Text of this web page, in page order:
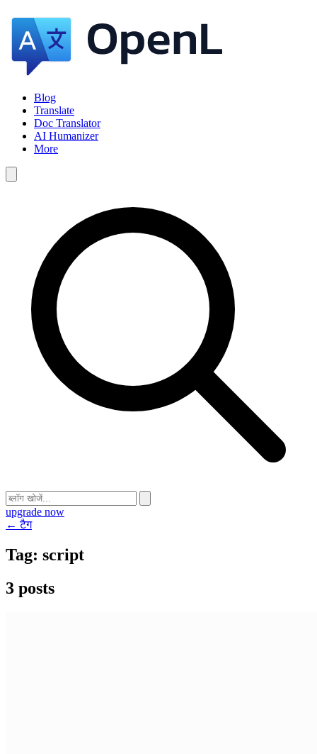
Blog
Translate
Doc Translator
AI Humanizer
More
upgrade now
← टैग
Tag: script
3 posts